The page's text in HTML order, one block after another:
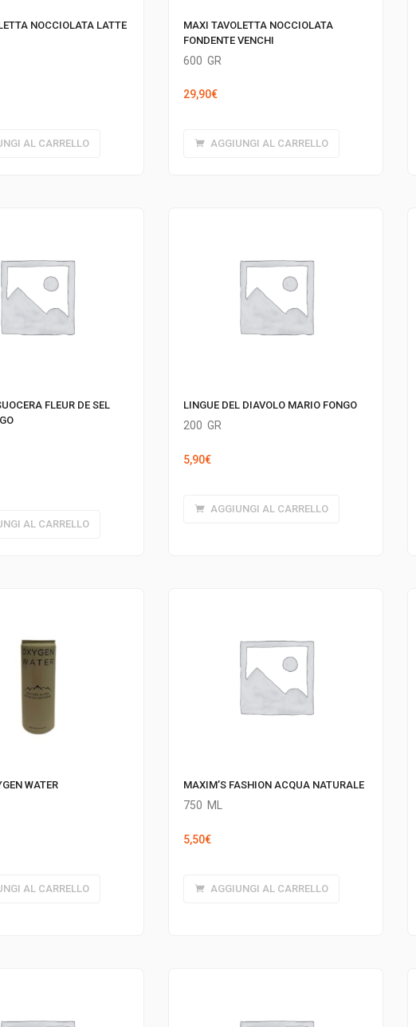
NOCCIOLATA LATTE
AL CARRELLO
MAXI TAVOLETTA NOCCIOLATA
FONDENTE VENCHI
600 GR
29,90€
AGGIUNGI AL CARRELLO
FLEUR DE SEL
AL CARRELLO
LINGUE DEL DIAVOLO MARIO FONGO
200 GR
5,90€
AGGIUNGI AL CARRELLO
WATER
AL CARRELLO
MAXIM’S FASHION ACQUA NATURALE
750 ML
5,50€
AGGIUNGI AL CARRELLO